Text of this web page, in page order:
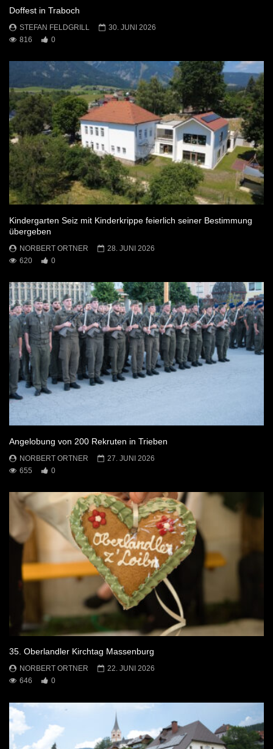
Doffest in Traboch
STEFAN FELDGRILL
30. JUNI 2026
816
0
Kindergarten Seiz mit Kinderkrippe feierlich seiner Bestimmung
übergeben
NORBERT ORTNER
28. JUNI 2026
620
0
Angelobung von 200 Rekruten in Trieben
NORBERT ORTNER
27. JUNI 2026
655
0
35. Oberlandler Kirchtag Massenburg
NORBERT ORTNER
22. JUNI 2026
646
0